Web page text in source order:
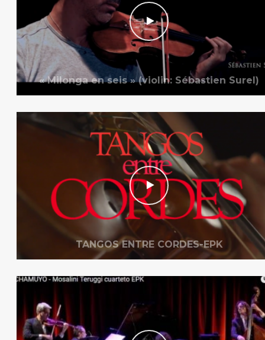
« Milonga en seis » (violin: Sébastien Surel)
TANGOS ENTRE CORDES-EPK